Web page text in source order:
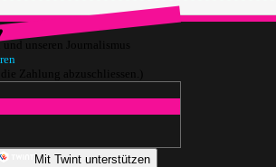
unseren Journalismus
Zahlung abzuschliessen.)
Mit Twint unterstützen